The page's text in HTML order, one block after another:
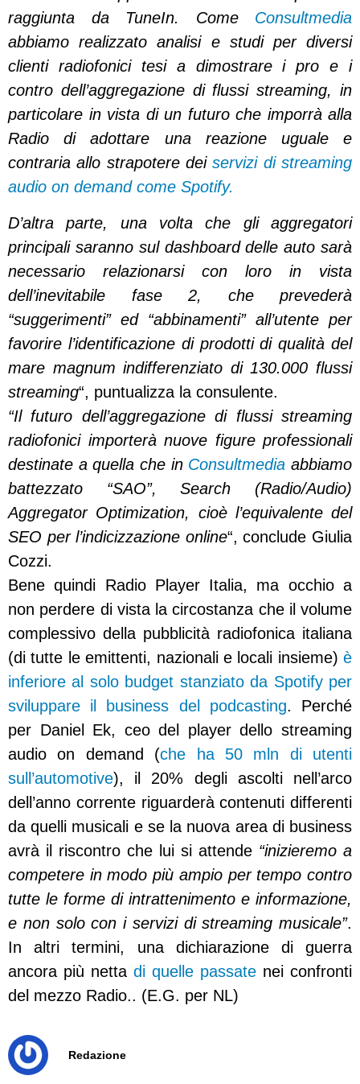
raggiunta da TuneIn. Come Consultmedia
abbiamo realizzato analisi e studi per diversi
clienti radiofonici tesi a dimostrare i pro e i
contro dell’aggregazione di flussi streaming, in
particolare in vista di un futuro che imporrà alla
Radio di adottare una reazione uguale e
contraria allo strapotere deiservizi di streaming
audio on demand come Spotify.
D’altra parte, una volta che gli aggregatori
principali saranno sul dashboard delle auto sarà
necessario relazionarsi con loro in vista
dell’inevitabile fase 2, che prevederà
“suggerimenti” ed “abbinamenti” all’utente per
favorire l’identificazione di prodotti di qualità del
mare magnum indifferenziato di 130.000 flussi
streaming“, puntualizza la consulente.
“Il futuro dell’aggregazione di flussi streaming
radiofonici importerà nuove figure professionali
destinate a quella che in Consultmediaabbiamo
battezzato “SAO”, Search (Radio/Audio)
Aggregator Optimization, cioè l’equivalente del
SEO per l’indicizzazione online“, conclude Giulia
Cozzi.
Bene quindi Radio Player Italia, ma occhio a
non perdere di vista la circostanza che il volume
complessivo della pubblicità radiofonica italiana
(di tutte le emittenti, nazionali e locali insieme) è
inferiore al solo budget stanziato da Spotify per
sviluppare il business del podcasting. Perché
per Daniel Ek, ceo del player dello streaming
audio on demand (che ha 50 mln di utenti
sull’automotive), il 20% degli ascolti nell’arco
dell’anno corrente riguarderà contenuti differenti
da quelli musicali e se la nuova area di business
avrà il riscontro che lui si attende “inizieremo a
competere in modo più ampio per tempo contro
tutte le forme di intrattenimento e informazione,
e non solo con i servizi di streaming musicale”.
In altri termini, una dichiarazione di guerra
ancora più netta di quelle passate nei confronti
del mezzo Radio.. (E.G. per NL)
Redazione